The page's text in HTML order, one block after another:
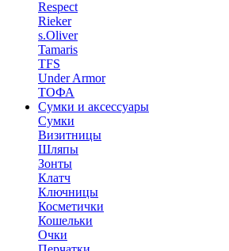
Respect
Rieker
s.Oliver
Tamaris
TFS
Under Armor
ТОФА
Сумки и аксессуары
Сумки
Визитницы
Шляпы
Зонты
Клатч
Ключницы
Косметички
Кошельки
Очки